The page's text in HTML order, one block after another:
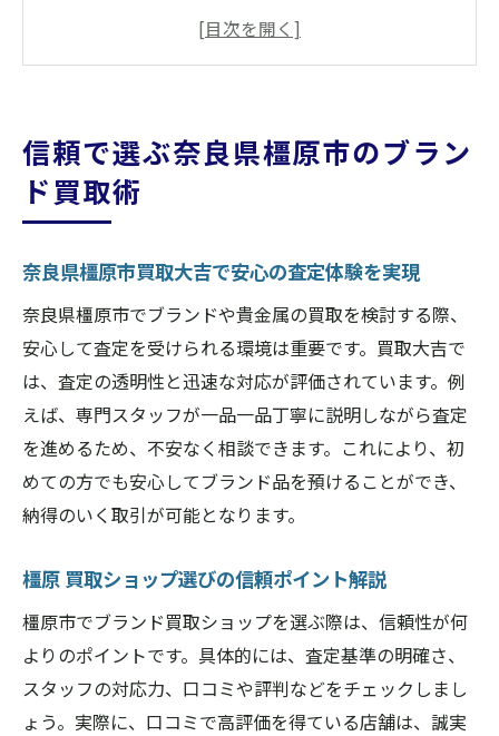
橿原 買取ショップ選びの信頼ポイント解説
吉
地元密着で選ぶ橿原のブランド買取の魅力
買取大吉大和八木の信頼できる査定対応
ブランド品を高く売るなら橿原市で
奈良県橿原市買取大吉の高価査定の秘訣を
探る
ブランド箱買取エコリングとの比較ポイン
ト
橿原買取ショップで高く売るコツを解説
奈良ブランド買取の市場動向と査定基準
買取大吉大和八木で高額査定を目指す方法
ブランド買取どこがいい奈良の判断基準
奈良県橿原市買取大吉の安心感の理由とは
橿原エコリング等と比較した安全性の違い
信頼できる買取店選びのチェックリスト
信頼で選ぶ奈良県橿原市のブラン
ド買取術
奈良県橿原市買取大吉で安心の査定体験を実現
奈良県橿原市でブランドや貴金属の買取を検討する際、
安心して査定を受けられる環境は重要です。買取大吉で
は、査定の透明性と迅速な対応が評価されています。例
えば、専門スタッフが一品一品丁寧に説明しながら査定
を進めるため、不安なく相談できます。これにより、初
めての方でも安心してブランド品を預けることができ、
納得のいく取引が可能となります。
橿原 買取ショップ選びの信頼ポイント解説
橿原市でブランド買取ショップを選ぶ際は、信頼性が何
よりのポイントです。具体的には、査定基準の明確さ、
スタッフの対応力、口コミや評判などをチェックしまし
ょう。実際に、口コミで高評価を得ている店舗は、誠実